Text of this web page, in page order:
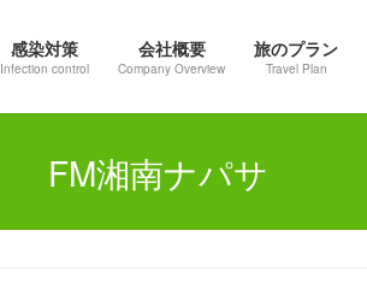
感染対策
Infection control
会社概要
Company Overview
旅のプラン
Travel Plan
FM湘南ナパサ